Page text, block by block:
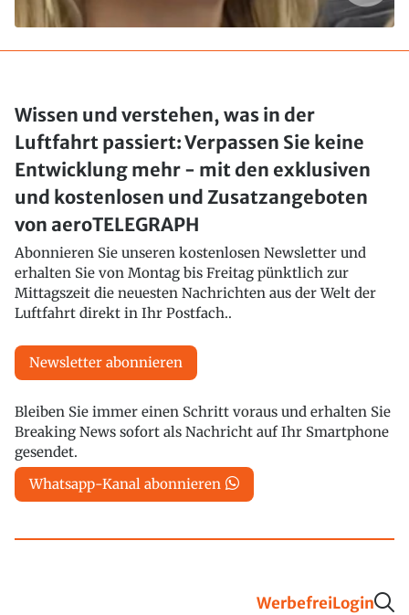
Wissen und verstehen, was in der
Luftfahrt passiert: Verpassen Sie keine
Entwicklung mehr - mit den exklusiven
und kostenlosen und Zusatzangeboten
von aeroTELEGRAPH
Abonnieren Sie unseren kostenlosen Newsletter und
erhalten Sie von Montag bis Freitag pünktlich zur
Mittagszeit die neuesten Nachrichten aus der Welt der
Luftfahrt direkt in Ihr Postfach..
Newsletter abonnieren
Bleiben Sie immer einen Schritt voraus und erhalten Sie
Breaking News sofort als Nachricht auf Ihr Smartphone
gesendet.
Whatsapp-Kanal abonnieren
WerbefreiLogin